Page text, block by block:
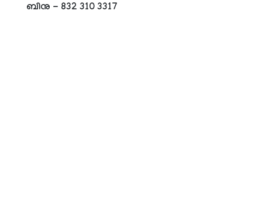
ബിനു - 832 310 3317